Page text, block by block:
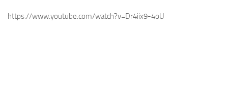
https://www.youtube.com/watch?v=Dr4iix9-4oU